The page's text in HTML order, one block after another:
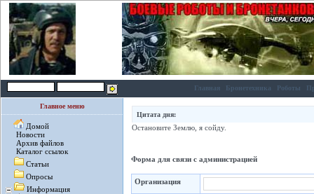
Главная Бронетехника Роботы
Главное меню
Домой
Новости
Архив файлов
Каталог ссылок
Статьи
Опросы
Информация
Цитата дня:
Остановите Землю, я сойду.
Форма для связи с администрацией
Организация